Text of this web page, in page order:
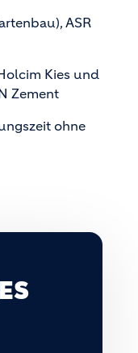
ASR
Kies und
Zement
ohne